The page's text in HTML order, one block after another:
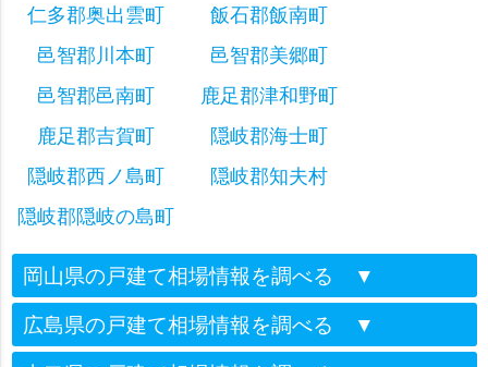
仁多郡奥出雲町
飯石郡飯南町
邑智郡川本町
邑智郡美郷町
邑智郡邑南町
鹿足郡津和野町
鹿足郡吉賀町
隠岐郡海士町
隠岐郡西ノ島町
隠岐郡知夫村
隠岐郡隠岐の島町
岡山県の戸建て相場情報を調べる ▼
広島県の戸建て相場情報を調べる ▼